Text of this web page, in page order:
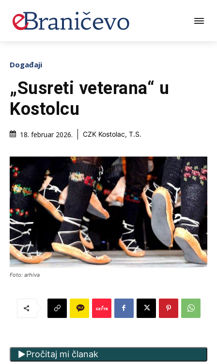
Događaji
„Susreti veterana“ u
Kostolcu
18. februar 2026. CZK Kostolac, T.S.
Foto: arhiva
Pročitaj mi članak